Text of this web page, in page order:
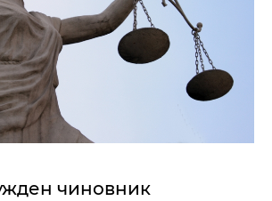
чиновник